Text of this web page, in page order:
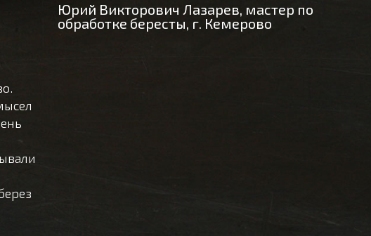
Юрий Викторович Лазарев, мастер по
обработке бересты, г. Кемерово